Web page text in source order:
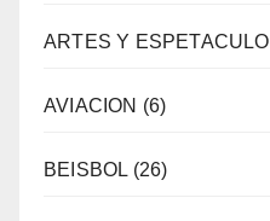
ARTES Y ESPETACULO
AVIACION (6)
BEISBOL (26)